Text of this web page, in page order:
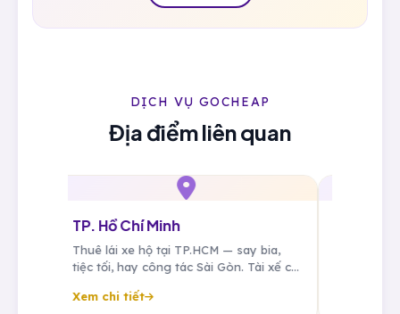
DỊCH VỤ GOCHEAP
Địa điểm liên quan
TP. Hồ Chí Minh
Thuê lái xe hộ tại TP.HCM — say bia,
tiệc tối, hay công tác Sài Gòn. Tài xế cố
Tân Sơn Nhất, sẵn sàng 24/7.
Xem chi tiết